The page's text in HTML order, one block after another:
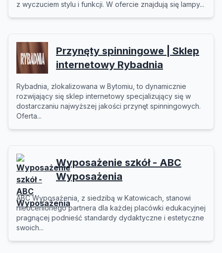
z wyczuciem stylu i funkcji. W ofercie znajdują się lampy...
Przynęty spinningowe | Sklep
internetowy Rybadnia
Rybadnia, zlokalizowana w Bytomiu, to dynamicznie
rozwijający się sklep internetowy specjalizujący się w
dostarczaniu najwyższej jakości przynęt spinningowych.
Oferta...
Wyposażenie szkół - ABC
Wyposażenia
ABC Wyposażenia, z siedzibą w Katowicach, stanowi
nieocenionego partnera dla każdej placówki edukacyjnej
pragnącej podnieść standardy dydaktyczne i estetyczne
swoich...